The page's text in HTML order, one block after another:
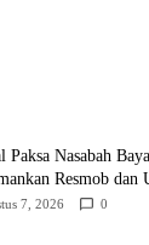
Paksa Nasabah
Resmob dan
7, 2026 0